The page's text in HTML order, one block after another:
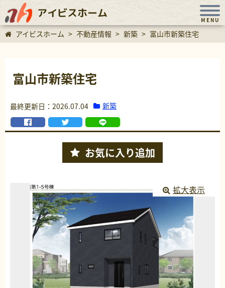
アイビスホーム
MENU
アイビスホーム > 不動産情報 > 新築 > 富山市新築住宅
富山市新築住宅
最終更新日：2026.07.04 新築
お気に入り追加
拡大表示